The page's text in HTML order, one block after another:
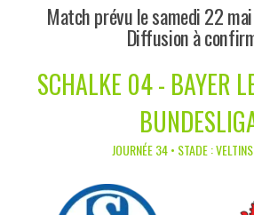
Match prévu le samedi 22
Diffusion à
SCHALKE 04 - BAYER
JOURNÉE 34 • STADE :